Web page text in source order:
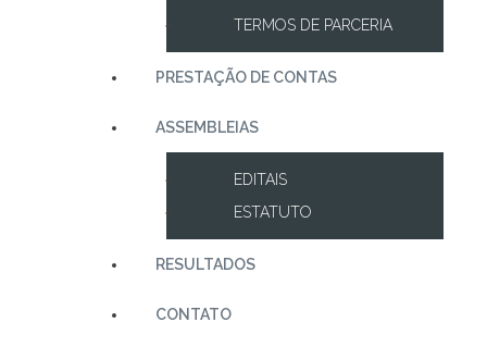
TERMOS DE PARCERIA
PRESTAÇÃO DE CONTAS
ASSEMBLEIAS
EDITAIS
ESTATUTO
RESULTADOS
CONTATO